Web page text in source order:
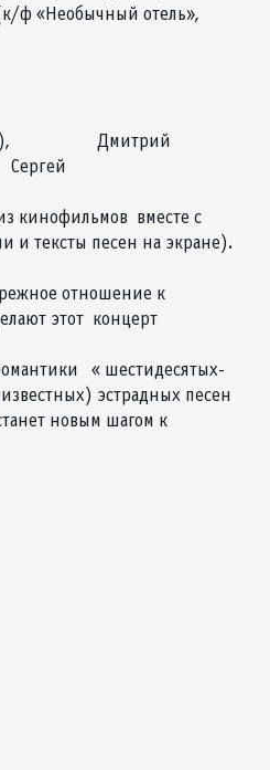
ф «Необычный отель»,
Дмитрий
кинофильмов вместе с
и тексты песен на экране).
отношение к
этот концерт
« шестидесятых-
эстрадных песен
новым шагом к